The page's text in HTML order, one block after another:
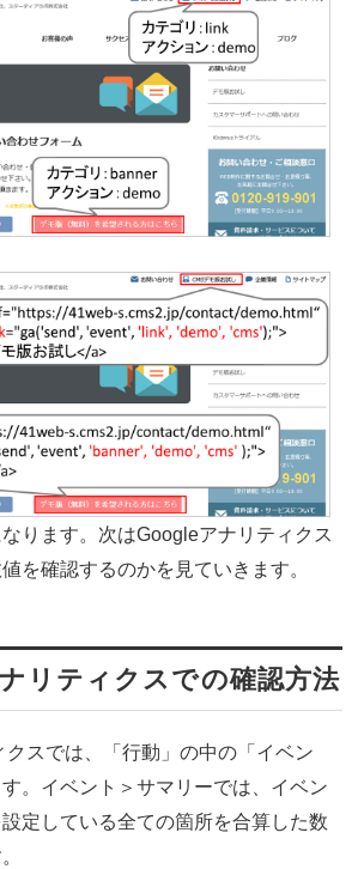
ります。次はGoogleアナリティクス
を確認するのかを見ていきます。
リティクスでの確認方法
スでは、「行動」の中の「イベン
す。イベント＞サマリーでは、イベン
設定している全ての箇所を合算した数
ェア 投稿